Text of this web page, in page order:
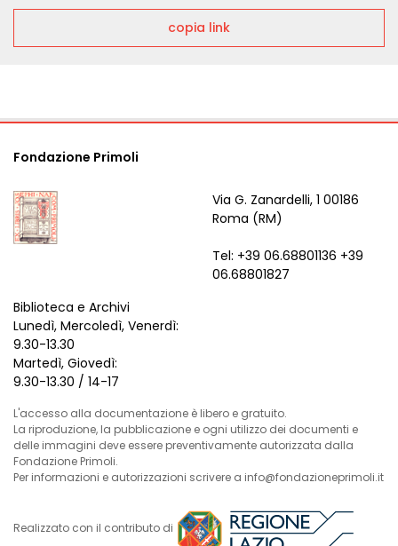
copia link
Fondazione Primoli
Via G. Zanardelli, 1 00186
Roma (RM)
Tel: +39 06.68801136 +39
06.68801827
Biblioteca e Archivi
Lunedì, Mercoledì, Venerdì:
9.30-13.30
Martedì, Giovedì:
9.30-13.30 / 14-17
L'accesso alla documentazione è libero e gratuito.
La riproduzione, la pubblicazione e ogni utilizzo dei documenti e
delle immagini deve essere preventivamente autorizzata dalla
Fondazione Primoli.
Per informazioni e autorizzazioni scrivere a info@fondazioneprimoli.it
Realizzato con il contributo di